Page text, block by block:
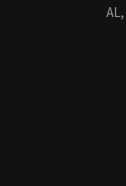
AL,